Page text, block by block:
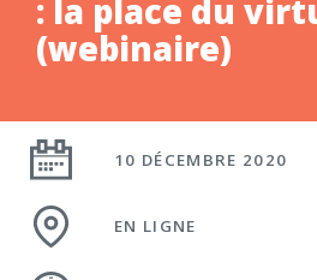
: la place du
(webinaire)
10 DÉCEMBRE 2020
EN LIGNE